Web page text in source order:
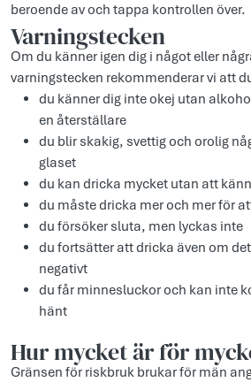
beroende av och tappa kontrollen över.
Varningstecken
Om du känner igen dig i något eller
varningstecken rekommenderar vi att
du känner dig inte okej utan
en återställare
du blir skakig, svettig och orolig
glaset
du kan dricka mycket utan att
du måste dricka mer och mer för
du försöker sluta, men lyckas inte
du fortsätter att dricka även om
negativt
du får minnesluckor och kan inte
hänt
Hur mycket är för
Gränsen för riskbruk brukar för män